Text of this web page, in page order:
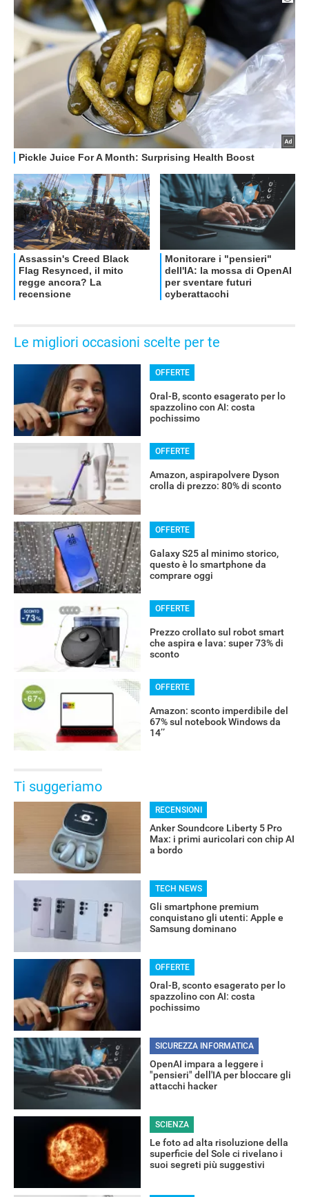
OFFERTE
RECENSIONI
Le migliori occasioni scelte per te
OFFERTE
Oral-B, sconto esagerato per lo
spazzolino con AI: costa
pochissimo
OFFERTE
Amazon, aspirapolvere Dyson
crolla di prezzo: 80% di sconto
OFFERTE
Galaxy S25 al minimo storico,
questo è lo smartphone da
comprare oggi
OFFERTE
Prezzo crollato sul robot smart
che aspira e lava: super 73% di
sconto
OFFERTE
Amazon: sconto imperdibile del
67% sul notebook Windows da
14’’
Ti suggeriamo
RECENSIONI
Anker Soundcore Liberty 5 Pro
Max: i primi auricolari con chip AI
a bordo
TECH NEWS
Gli smartphone premium
conquistano gli utenti: Apple e
Samsung dominano
OFFERTE
Oral-B, sconto esagerato per lo
spazzolino con AI: costa
pochissimo
SICUREZZA INFORMATICA
OpenAI impara a leggere i
"pensieri" dell'IA per bloccare gli
attacchi hacker
SCIENZA
Le foto ad alta risoluzione della
superficie del Sole ci rivelano i
suoi segreti più suggestivi